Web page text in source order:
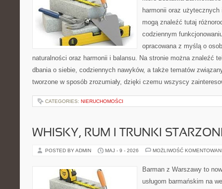
harmonii oraz
mogą znaleźć tutaj
codziennym
opracowana z myślą o
naturalności oraz harmonii i balansu. Na stronie można znaleźć
dbania o siebie, codziennych nawyków, a także tematów
tworzone w sposób zrozumiały, dzięki czemu wszyscy
CATEGORIES: NIERUCHOMOŚCI
WHISKY, RUM I TRUNKI
POSTED BY ADMIN MAJ - 9 - 2026 MOŻLIWOŚĆ
Barman z Warszawy to
usługom barmańskim na